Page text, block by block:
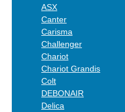
ASX
Canter
Carisma
Challenger
Chariot
Chariot Grandis
Colt
DEBONAIR
Delica